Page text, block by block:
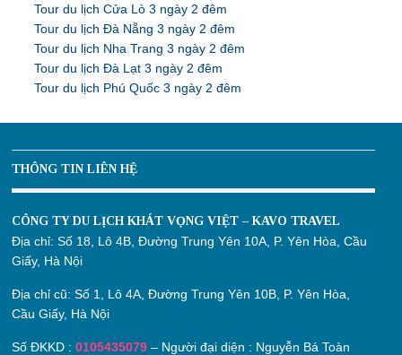
Tour du lịch Cửa Lò 3 ngày 2 đêm
Tour du lịch Đà Nẵng 3 ngày 2 đêm
Tour du lịch Nha Trang 3 ngày 2 đêm
Tour du lịch Đà Lạt 3 ngày 2 đêm
Tour du lịch Phú Quốc 3 ngày 2 đêm
THÔNG TIN LIÊN HỆ
CÔNG TY DU LỊCH KHÁT VỌNG VIỆT – KAVO TRAVEL
Địa chỉ:Số 18, Lô 4B, Đường Trung Yên 10A, P. Yên Hòa, Cầu
Giấy, Hà Nội
Địa chỉ cũ:Số 1, Lô 4A, Đường Trung Yên 10B, P. Yên Hòa,
Cầu Giấy, Hà Nội
Số ĐKKD :0105435079 – Người đại diện : Nguyễn Bá Toàn